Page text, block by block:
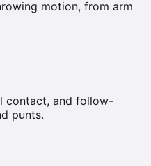
motion, from arm
contact, and follow-
punts.